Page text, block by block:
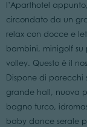
l’Aparthotel
circondato da un
relax con docce e
bambini, minigolf
volley. Questo è il
Dispone di parecchi
grande hall, nuova
bagno turco,
baby dance serale